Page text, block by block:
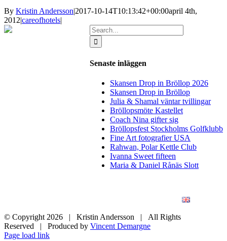
By Kristin Andersson|2017-10-14T10:13:42+00:00april 4th,
2012|careofhotels|
Search
for:
Senaste inläggen
Skansen Drop in Bröllop 2026
Skansen Drop in Bröllop
Julia & Shamal väntar tvillingar
Bröllopsmöte Kastellet
Coach Nina gifter sig
Bröllopsfest Stockholms Golfklubb
Fine Art fotografier USA
Rahwan, Polar Kettle Club
Ivanna Sweet fifteen
Maria & Daniel Rånäs Slott
© Copyright 2026 | Kristin Andersson | All Rights
Reserved | Produced by Vincent Demargne
Instagram
Facebook
Page load link